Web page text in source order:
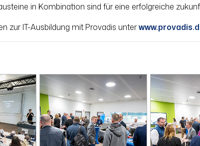
in Kombination sind für eine erfolgreiche
zur IT-Ausbildung mit Provadis unter